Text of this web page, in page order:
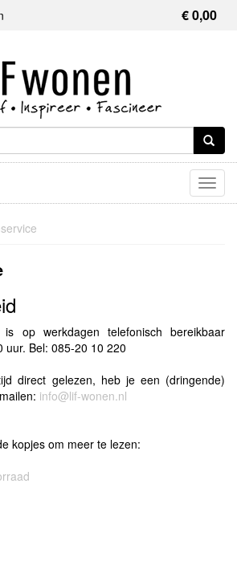
€ 0,00
is op werkdagen telefonisch bereikbaar
uur. Bel: 085-20 10 220
direct gelezen, heb je een (dringende)
info@lif-wonen.nl
kopjes om meer te lezen: